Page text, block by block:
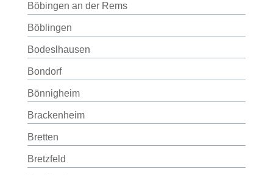
Böbingen an der Rems
Böblingen
Bodeslhausen
Bondorf
Bönnigheim
Brackenheim
Bretten
Bretzfeld